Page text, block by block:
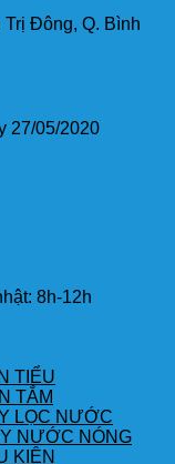
Đông, Q. Bình
27/05/2020
8h-12h
TIỂU
TẮM
LỌC NƯỚC
NƯỚC NÓNG
KIỆN